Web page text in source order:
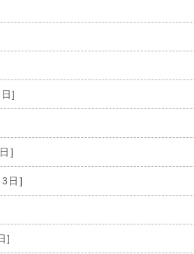
]
]
日]
]